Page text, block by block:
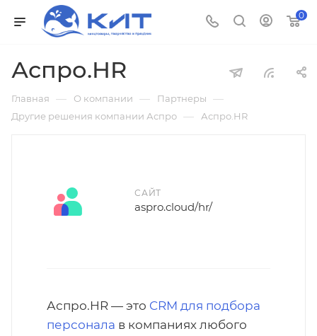
0
Аспро.HR
Главная — О компании — Партнеры —
Другие решения компании Аспро — Аспро.HR
САЙТ
aspro.cloud/hr/
Аспро.HR — это CRM для подбора
персонала в компаниях любого